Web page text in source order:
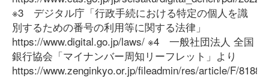
※3 デジタル庁「行政手続における特定の個人を識
別するための番号の利用等に関する法律」
https://www.digital.go.jp/laws/ ※4 一般社団法人 全国
銀行協会「マイナンバー周知リーフレット」より
https://www.zenginkyo.or.jp/fileadmin/res/article/F/